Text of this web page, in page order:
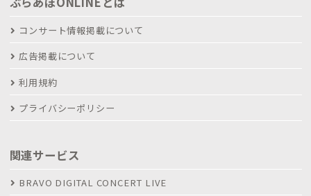
コンサート情報掲載について
広告掲載について
利用規約
プライバシーポリシー
関連サービス
BRAVO DIGITAL CONCERT LIVE